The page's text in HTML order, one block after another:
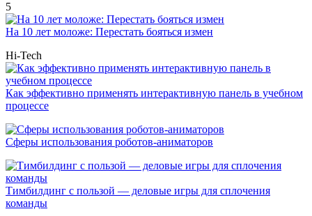
5
На 10 лет моложе: Перестать бояться измен
Hi-Tech
Как эффективно применять интерактивную панель в учебном
процессе
Сферы использования роботов-аниматоров
Тимбилдинг с пользой — деловые игры для сплочения
команды